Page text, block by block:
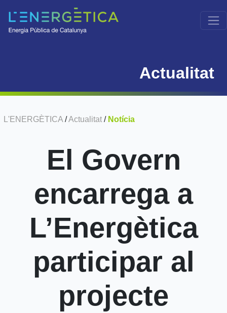
Actualitat
L'ENERGÈTICA /Actualitat / Notícia
El Govern
encarrega a
L’Energètica
participar al
projecte